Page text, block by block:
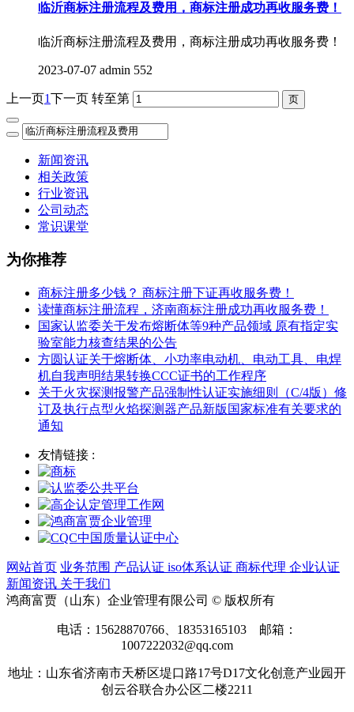
临沂商标注册流程及费用，商标注册成功再收服务费！
临沂商标注册流程及费用，商标注册成功再收服务费！
2023-07-07 admin 552
上一页1下一页 转至第
新闻资讯
相关政策
行业资讯
公司动态
常识课堂
为你推荐
商标注册多少钱？ 商标注册下证再收服务费！
读懂商标注册流程，济南商标注册成功再收服务费！
国家认监委关于发布熔断体等9种产品领域 原有指定实
验室能力核查结果的公告
方圆认证关于熔断体、小功率电动机、电动工具、电焊
机自我声明结果转换CCC证书的工作程序
关于火灾探测报警产品强制性认证实施细则（C/4版）修
订及执行点型火焰探测器产品新版国家标准有关要求的
通知
友情链接 :
网站首页 业务范围 产品认证 iso体系认证 商标代理 企业认证
新闻资讯 关于我们
鸿商富贾（山东）企业管理有限公司 © 版权所有
电话：15628870766、18353165103 邮箱：
1007222032@qq.com
地址：山东省济南市天桥区堤口路17号D17文化创意产业园开
创云谷联合办公区二楼2211